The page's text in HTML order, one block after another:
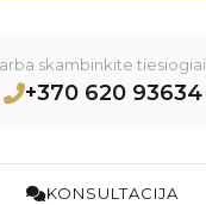
arba skambinkite tiesiogiai
+370 620 93634
KONSULTACIJA